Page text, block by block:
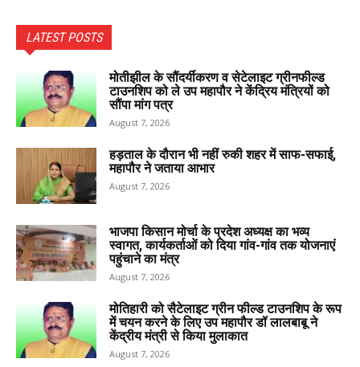
LATEST POSTS
मोतीझील के सौंदर्यीकरण व सेटेलाइट ग्रीनफील्ड
टाउनशिप को ले उप महापौर ने केंद्रिय मंत्रियों को
सौंपा मांग पत्र
August 7, 2026
हड़ताल के दौरान भी नहीं रुकी शहर में साफ-सफाई,
महापौर ने जताया आभार
August 7, 2026
भाजपा किसान मोर्चा के प्रदेश अध्यक्ष का भव्य
स्वागत, कार्यकर्ताओं को दिया गांव-गांव तक योजनाएं
पहुंचाने का मंत्र
August 7, 2026
मोतिहारी को सैटेलाइट ग्रीन फील्ड टाउनशिप के रूप
में चयन करने के लिए उप महापौर डॉ लालबाबू ने
केंद्रीय मंत्री से किया मुलाकात
August 7, 2026